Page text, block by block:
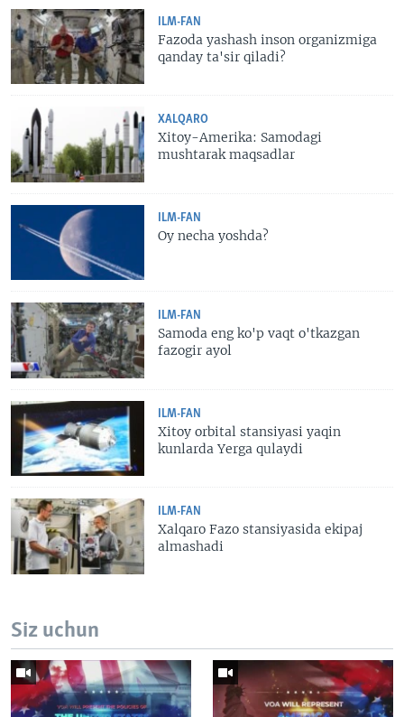
ILM-FAN
Fazoda yashash inson organizmiga
qanday ta'sir qiladi?
XALQARO
Xitoy-Amerika: Samodagi
mushtarak maqsadlar
ILM-FAN
Oy necha yoshda?
ILM-FAN
Samoda eng ko'p vaqt o'tkazgan
fazogir ayol
ILM-FAN
Xitoy orbital stansiyasi yaqin
kunlarda Yerga qulaydi
ILM-FAN
Xalqaro Fazo stansiyasida ekipaj
almashadi
Siz uchun